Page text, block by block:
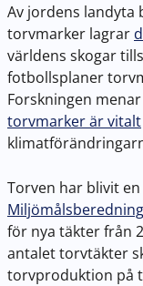
Av jordens landyta
torvmarker lagrar
världens skogar
fotbollsplaner
Forskningen
torvmarker är vitalt
Torven har blivit
för nya täkter från
antalet torvtäkter
torvproduktion på